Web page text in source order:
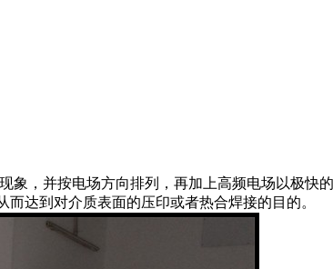
，并按电场方向排列，再加上高频电场以极快
达到对介质表面的压印或者热合焊接的目的。